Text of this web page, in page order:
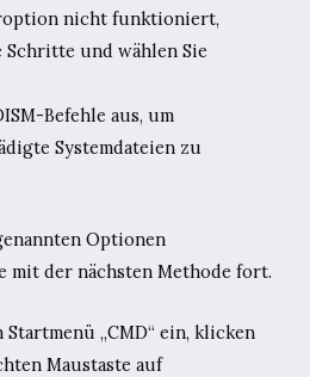
nicht funktioniert,
und wählen Sie
Befehle aus, um
Systemdateien zu
Optionen
mit der nächsten Methode fort.
„CMD“ ein, klicken
Maustaste auf